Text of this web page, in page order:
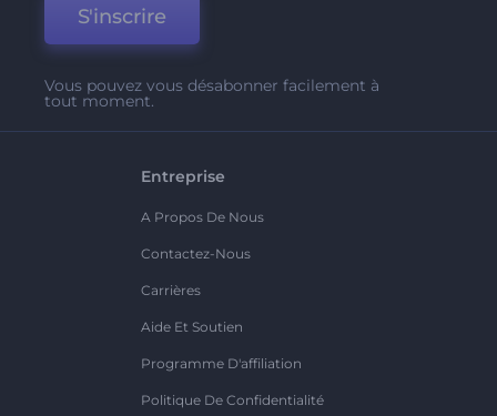
S'inscrire
Vous pouvez vous désabonner facilement à
tout moment.
Entreprise
A Propos De Nous
Contactez-Nous
Carrières
Aide Et Soutien
Programme D'affiliation
Politique De Confidentialité